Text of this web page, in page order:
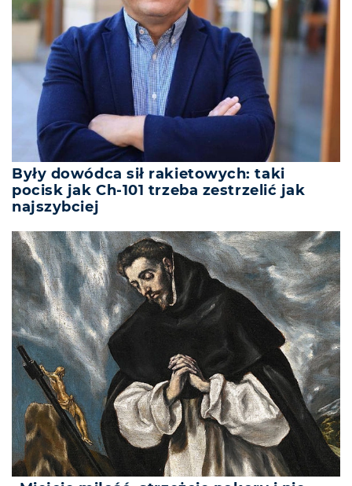
Były dowódca sił rakietowych: taki
pocisk jak Ch-101 trzeba zestrzelić jak
najszybciej